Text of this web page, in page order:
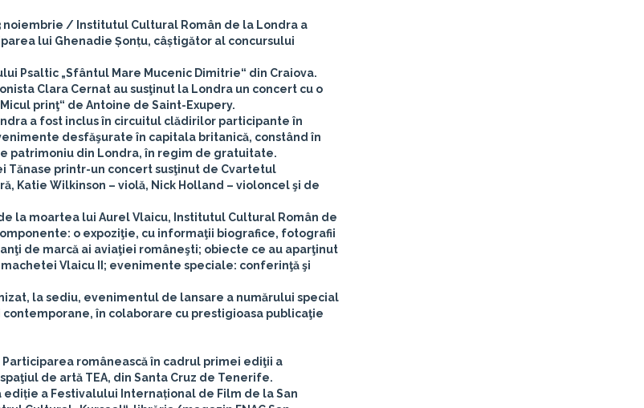
noiembrie / Institutul Cultural Român de la Londra a
lui Ghenadie Șonțu, câștigător al concursului
Psaltic „Sfântul Mare Mucenic Dimitrie“ din Craiova.
Clara Cernat au susţinut la Londra un concert cu o
prinţ“ de Antoine de Saint-Exupery.
a fost inclus în circuitul clădirilor participante în
desfăşurate în capitala britanică, constând în
patrimoniu din Londra, în regim de gratuitate.
Tănase printr-un concert susţinut de Cvartetul
Katie Wilkinson – violă, Nick Holland – violoncel şi de
la moartea lui Aurel Vlaicu, Institutul Cultural Român de
o expoziţie, cu informaţii biografice, fotografii
de marcă ai aviaţiei româneşti; obiecte ce au aparţinut
Vlaicu II; evenimente speciale: conferinţă şi
la sediu, evenimentul de lansare a numărului special
în colaborare cu prestigioasa publicaţie
românească în cadrul primei ediţii a
de artă TEA, din Santa Cruz de Tenerife.
a Festivalului Internațional de Film de la San